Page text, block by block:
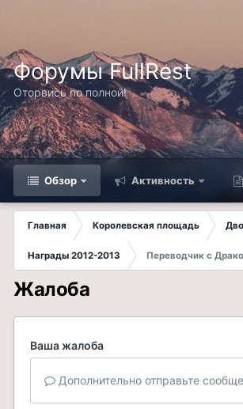
Форумы FullRest
Оторвись по полной!
Обзор Активность
Главная Королевская площадь
Награды 2012-2013 Переводчик с
Жалоба
Ваша жалоба
Дополнительно отправьте